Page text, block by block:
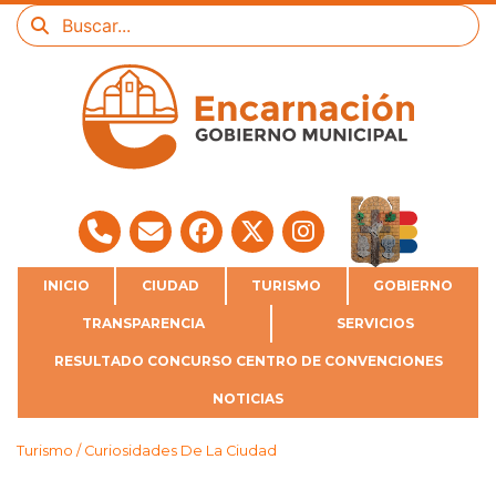
INICIO CIUDAD TURISMO GOBIERNO
TRANSPARENCIA SERVICIOS
RESULTADO CONCURSO CENTRO DE CONVENCIONES
NOTICIAS
Turismo / Curiosidades De La Ciudad